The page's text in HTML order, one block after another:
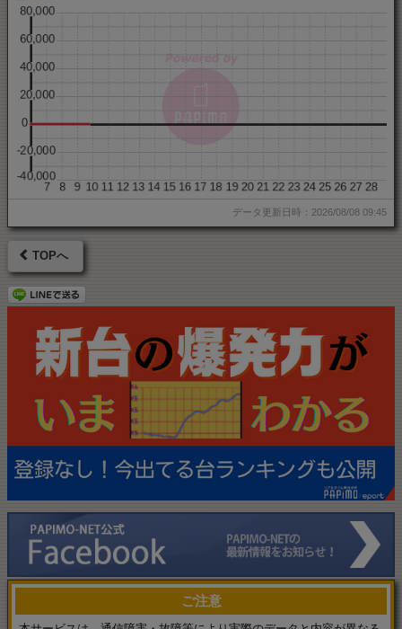
データ更新日時：2026/08/08 09:45
TOPへ
ご注意